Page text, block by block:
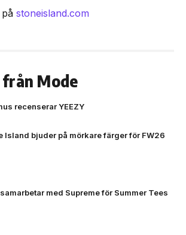
stoneisland.com
Mode
recenserar YEEZY
Island bjuder på mörkare färger för FW26
med Supreme för Summer Tees